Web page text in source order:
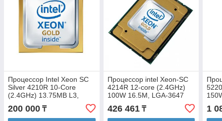
Процессор Intel Xeon SC
Silver 4210R 10-Core
(2.4GHz) 13.75MB L3,
85W, LGA-3647
(CD8069504344500SRG24)
200 000 ₸
Процессор intel Xeon-SC
4214R 12-core (2.4GHz)
100W 16.5M, LGA-3647
(CD8069504343701SRG1W)
426 461₸ 1